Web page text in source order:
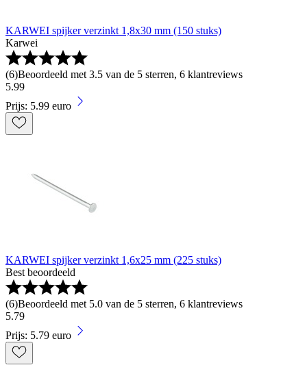
KARWEI spijker verzinkt 1,8x30 mm (150 stuks)
Karwei
(6)Beoordeeld met 3.5 van de 5 sterren, 6 klantreviews
5.99
Prijs: 5.99 euro
KARWEI spijker verzinkt 1,6x25 mm (225 stuks)
Best beoordeeld
(6)Beoordeeld met 5.0 van de 5 sterren, 6 klantreviews
5.79
Prijs: 5.79 euro